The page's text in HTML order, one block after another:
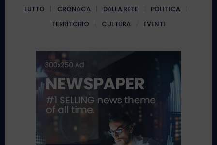
LUTTO CRONACA DALLA RETE
POLITICA
TERRITORIO
CULTURA EVENTI